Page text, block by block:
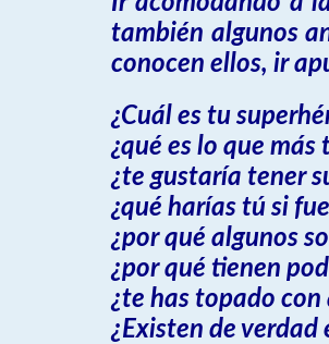
también algunos
conocen ellos, ir
¿Cuál es tu
¿qué es lo que más
¿te gustaría tener
¿qué harías tú si
¿por qué algunos
¿por qué tienen
¿te has topado con
¿Existen de verdad